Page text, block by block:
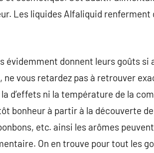
Les liquides Alfaliquid
évidemment donnent leurs goûts si
ne vous retardez pas à retrouver
d’effets ni la température de la
bonheur à partir à la découverte
etc. ainsi les arômes
On en trouve pour tout les